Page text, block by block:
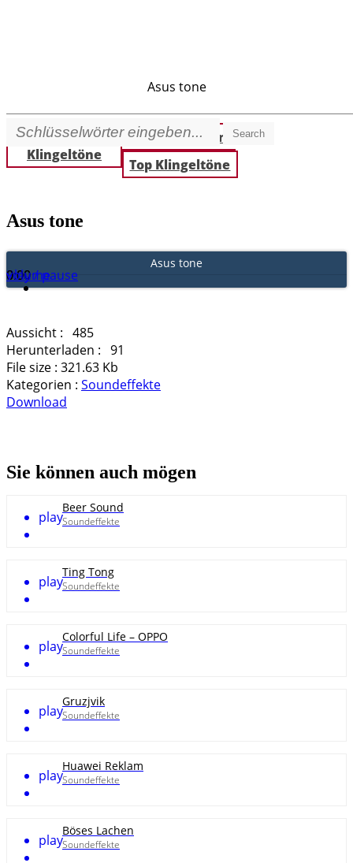
Search
Asus tone
Beste
Klingeltöne
Neue Klingeltöne
Top Klingeltöne
Asus tone
Asus tone
Play / pause
0:00
0:00
volume
Aussicht : 485
Herunterladen : 91
File size : 321.63 Kb
Kategorien : Soundeffekte
Download
Sie können auch mögen
play
Beer Sound
Soundeffekte
play
Ting Tong
Soundeffekte
play
Colorful Life – OPPO
Soundeffekte
play
Gruzjvik
Soundeffekte
play
Huawei Reklam
Soundeffekte
play
Böses Lachen
Soundeffekte